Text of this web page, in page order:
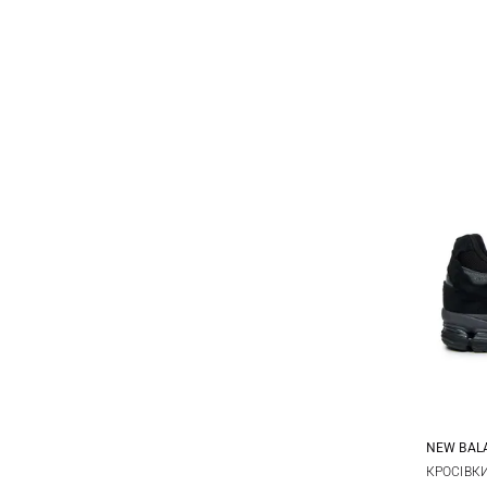
8,5 US
NEW